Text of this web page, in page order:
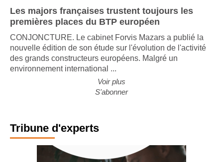
Les majors françaises trustent toujours les
premières places du BTP européen
CONJONCTURE. Le cabinet Forvis Mazars a publié la
nouvelle édition de son étude sur l'évolution de l'activité
des grands constructeurs européens. Malgré un
environnement international ...
Voir plus
S'abonner
Tribune d'experts